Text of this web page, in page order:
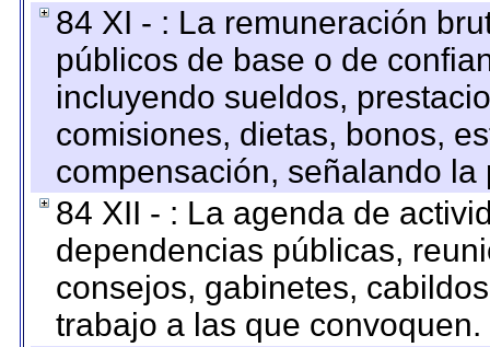
84 XI - : La remuneración
públicos de base o de
incluyendo sueldos,
comisiones, dietas, bonos,
compensación, señalando
84 XII - : La agenda de
dependencias públicas,
consejos, gabinetes,
trabajo a las que convoquen.